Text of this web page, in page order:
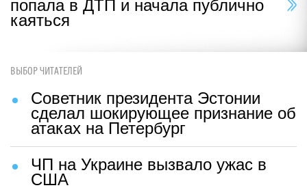
попала в ДТП и начала публично
каяться
ВЫБОР ЧИТАТЕЛЕЙ
Советник президента Эстонии
сделал шокирующее признание об
атаках на Петербург
ЧП на Украине вызвало ужас в
США